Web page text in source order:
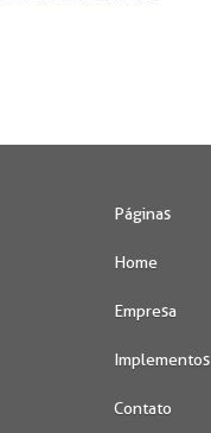
Páginas
Home
Empresa
Implementos
Contato